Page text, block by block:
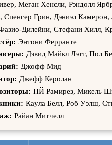
Меган Хенсли, Рэндолл
Спенсер Грин, Дэниэл
Дилейни, Стефани Хилл,
Энтони Ферранте
Дэвид Майкл Лэтт, Пол
Джофф Мид
Джефф Керолан
ПЙ Рамирез, Микель
Каyла Белл, Роб Уэлш,
Райан Митчелл